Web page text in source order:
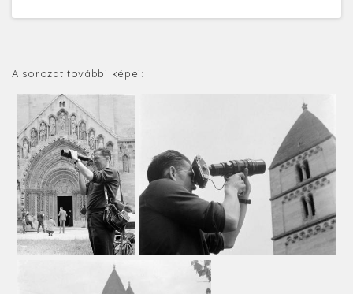
A sorozat további képei: